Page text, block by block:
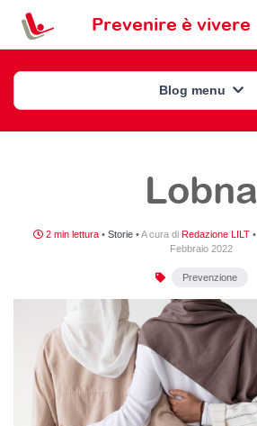
Prevenire è vivere
Blog menu
Lobna
2 min lettura • Storie •A cura di Redazione LILT •
Febbraio 2022
Prevenzione